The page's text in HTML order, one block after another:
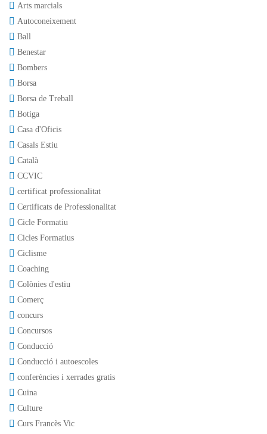
Arts marcials
Autoconeixement
Ball
Benestar
Bombers
Borsa
Borsa de Treball
Botiga
Casa d'Oficis
Casals Estiu
Català
CCVIC
certificat professionalitat
Certificats de Professionalitat
Cicle Formatiu
Cicles Formatius
Ciclisme
Coaching
Colònies d'estiu
Comerç
concurs
Concursos
Conducció
Conducció i autoescoles
conferències i xerrades gratis
Cuina
Culture
Curs Francès Vic